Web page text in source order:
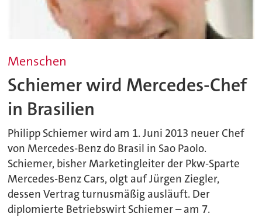
Menschen
Schiemer wird Mercedes-Chef
in Brasilien
Philipp Schiemer wird am 1. Juni 2013 neuer Chef
von Mercedes-Benz do Brasil in Sao Paolo.
Schiemer, bisher Marketingleiter der Pkw-Sparte
Mercedes-Benz Cars, olgt auf Jürgen Ziegler,
dessen Vertrag turnusmäßig ausläuft. Der
diplomierte Betriebswirt Schiemer – am 7.